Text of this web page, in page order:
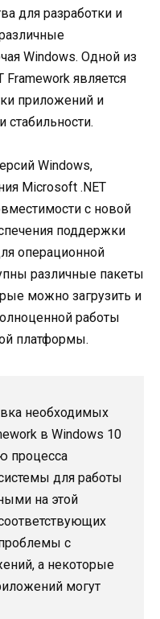
для разработки и
Windows. Одной из
является
приложений и
стабильности.
Windows,
Microsoft .NET
с новой
поддержки
операционной
различные пакеты
можно загрузить и
работы
платформы.
необходимых
в Windows 10
процесса
для работы
на этой
с
а некоторые
могут